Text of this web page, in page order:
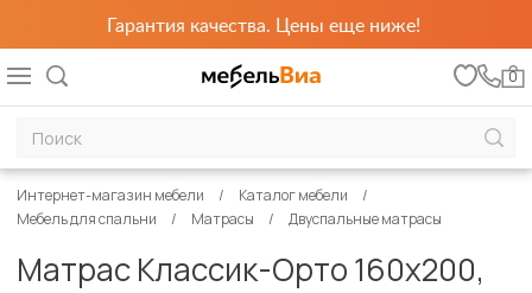
Гарантия качества. Цены еще ниже!
0
Интернет-магазин мебели
Каталог мебели
Мебель для спальни
Матрасы Двуспальные матрасы
Матрас Классик-Орто 160х200,